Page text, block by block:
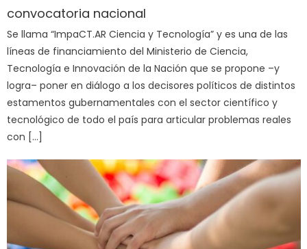
convocatoria nacional
Se llama “ImpaCT.AR Ciencia y Tecnología” y es una de las
líneas de financiamiento del Ministerio de Ciencia,
Tecnología e Innovación de la Nación que se propone –y
logra– poner en diálogo a los decisores políticos de distintos
estamentos gubernamentales con el sector científico y
tecnológico de todo el país para articular problemas reales
con […]